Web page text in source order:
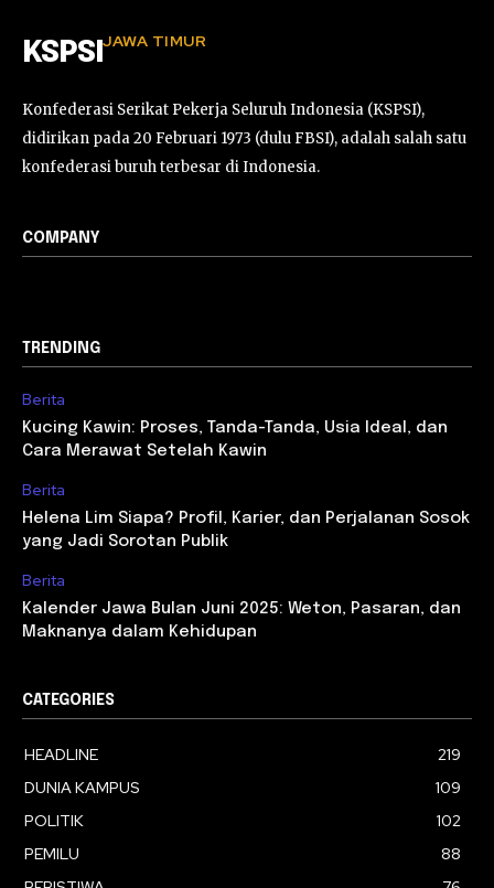
KSPSI JAWA TIMUR
Konfederasi Serikat Pekerja Seluruh Indonesia (KSPSI),
didirikan pada 20 Februari 1973 (dulu FBSI), adalah salah satu
konfederasi buruh terbesar di Indonesia.
COMPANY
TRENDING
Berita
Kucing Kawin: Proses, Tanda-Tanda, Usia Ideal, dan
Cara Merawat Setelah Kawin
Berita
Helena Lim Siapa? Profil, Karier, dan Perjalanan Sosok
yang Jadi Sorotan Publik
Berita
Kalender Jawa Bulan Juni 2025: Weton, Pasaran, dan
Maknanya dalam Kehidupan
CATEGORIES
HEADLINE
219
DUNIA KAMPUS
109
POLITIK
102
PEMILU
88